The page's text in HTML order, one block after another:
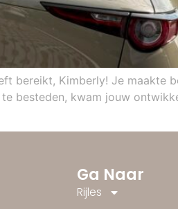
bereikt, Kimberly! Je
besteden, kwam jouw
Ga Naar
Rijles